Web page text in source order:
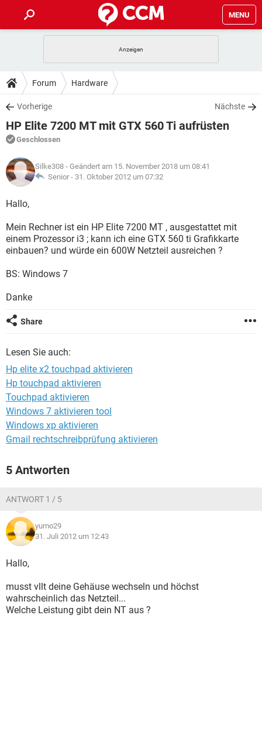
MENU
ANDROID
WINDOWS 10
WHATSAPP TIKTOK
FACEBOOK
TIPPS & TRICKS
SPIELE
WINDOWS 10
WHATSAPP
FACEBOOK HARDWARE
DOWNLOADS
SPIELE STREAMING
ANDROID
WINDOWS 10 INSTAGRAM
WHATSAPP
FACEBOOK
FORUM
SPIELE
ANDROID IOS
FACEBOOK HARDWARE
LEXIKON
SPIELE
ANDROID
WINDOWS 10 INSTAGRAM
WHATSAPP TIKTOK
Forum Hardware
Vorherige Nächste
HP Elite 7200 MT mit GTX 560 Ti aufrüsten
Geschlossen
Silke308 - Geändert am 15. November 2018 um 08:41
Senior - 31. Oktober 2012 um 07:32
Hallo,
Mein Rechner ist ein HP Elite 7200 MT , ausgestattet mit
einem Prozessor i3 ; kann ich eine GTX 560 ti Grafikkarte
einbauen? und würde ein 600W Netzteil ausreichen ?
BS: Windows 7
Danke
Share
Lesen Sie auch:
Hp elite x2 touchpad aktivieren
Hp touchpad aktivieren
Touchpad aktivieren
Windows 7 aktivieren tool
Windows xp aktivieren
Gmail rechtschreibprüfung aktivieren
5 Antworten
ANTWORT 1 / 5
yumo29
31. Juli 2012 um 12:43
Hallo,
musst vllt deine Gehäuse wechseln und höchst
wahrscheinlich das Netzteil...
Welche Leistung gibt dein NT aus ?